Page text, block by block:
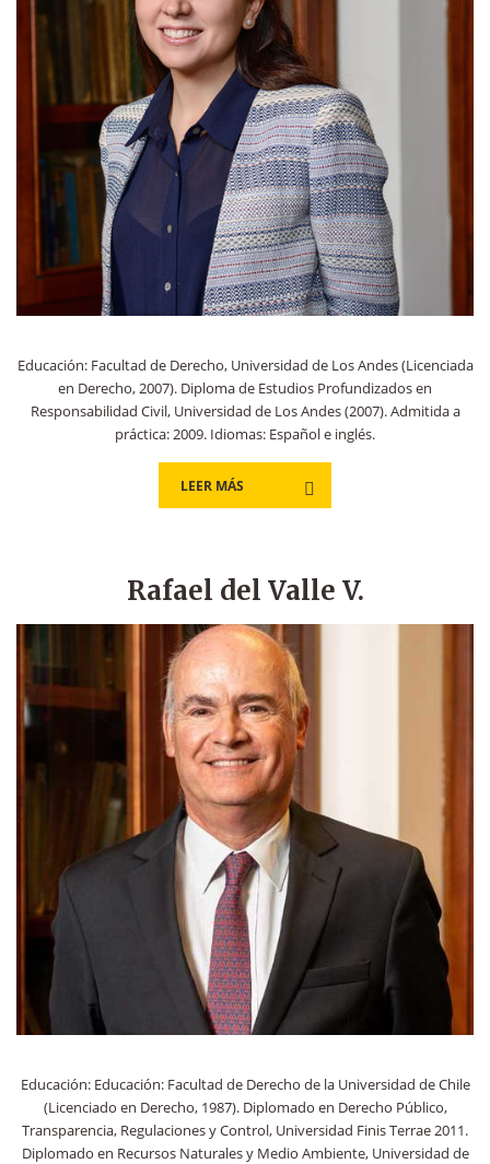
Educación: Facultad de Derecho, Universidad de Los Andes (Licenciada
en Derecho, 2007). Diploma de Estudios Profundizados en
Responsabilidad Civil, Universidad de Los Andes (2007). Admitida a
práctica: 2009. Idiomas: Español e inglés.
LEER MÁS
Rafael del Valle V.
Educación: Educación: Facultad de Derecho de la Universidad de Chile
(Licenciado en Derecho, 1987). Diplomado en Derecho Público,
Transparencia, Regulaciones y Control, Universidad Finis Terrae 2011.
Diplomado en Recursos Naturales y Medio Ambiente, Universidad de